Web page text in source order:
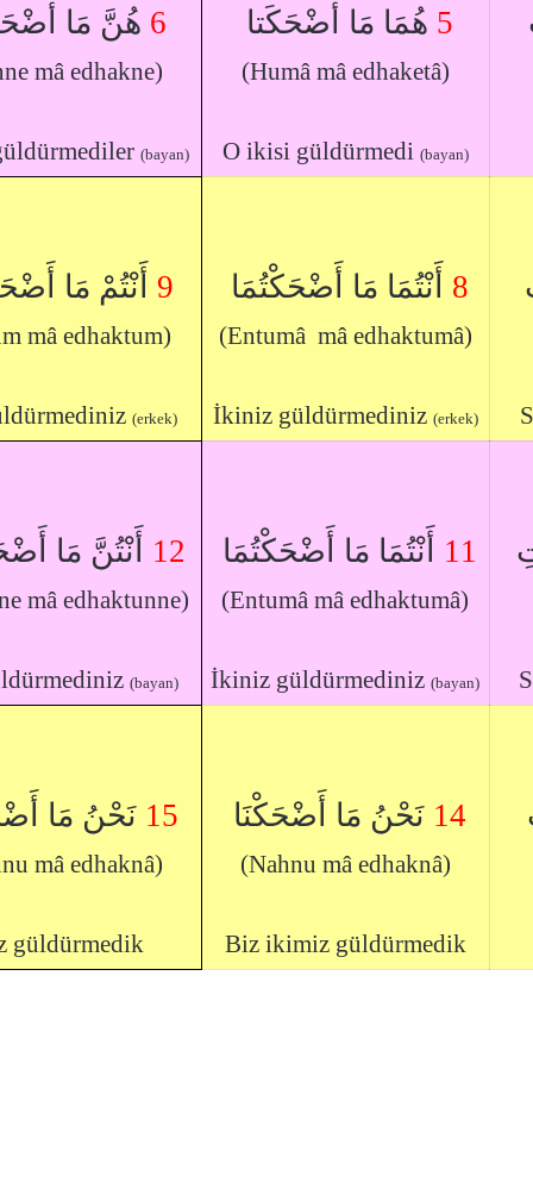
هُنَّ مَا 6
mâ edhakne)
(bayan)
هُمَا مَا أَضْحَكَتا 5
(Humâ mâ edhaketâ)
O ikisi güldürmedi (bayan)
أَنْتُمْ مَا 9
mâ edhaktum)
(erkek)
أَنْتُمَا مَا أَضْحَكْتُمَا 8
(Entumâ mâ edhaktumâ)
İkiniz güldürmediniz (erkek)
أَنْتُنَّ مَا 12
mâ edhaktunne)
(bayan)
أَنْتُمَا مَا أَضْحَكْتُمَا 11
(Entumâ mâ edhaktumâ)
İkiniz güldürmediniz(bayan)
نَحْنُ مَا 15
mâ edhaknâ)
güldürmedik
نَحْنُ مَا أَضْحَكْنَا 14
(Nahnu mâ edhaknâ)
Biz ikimiz güldürmedik